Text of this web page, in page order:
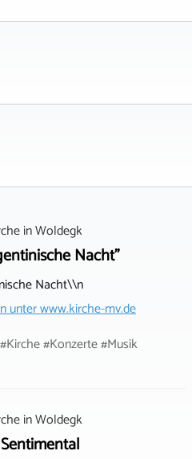
inWoldegk
Nacht"
Nacht\\n
unterwww.kirche-mv.de
#Konzerte #Musik
inWoldegk